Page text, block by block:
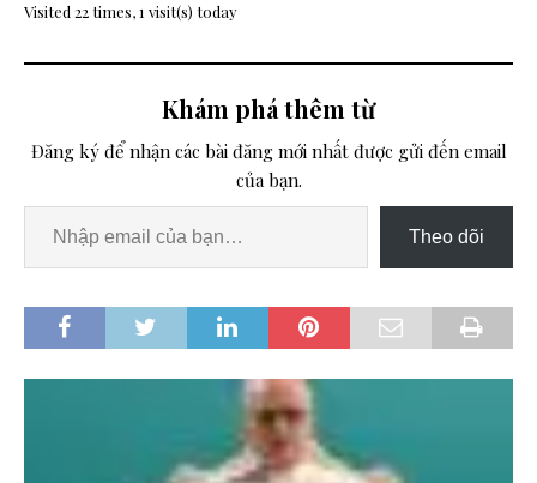
Visited 22 times, 1 visit(s) today
Khám phá thêm từ
Đăng ký để nhận các bài đăng mới nhất được gửi đến email
của bạn.
Theo dõi